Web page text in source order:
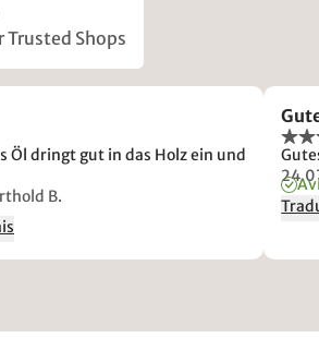
Trusted Shops
Öl dringt gut in das Holz ein und
B.